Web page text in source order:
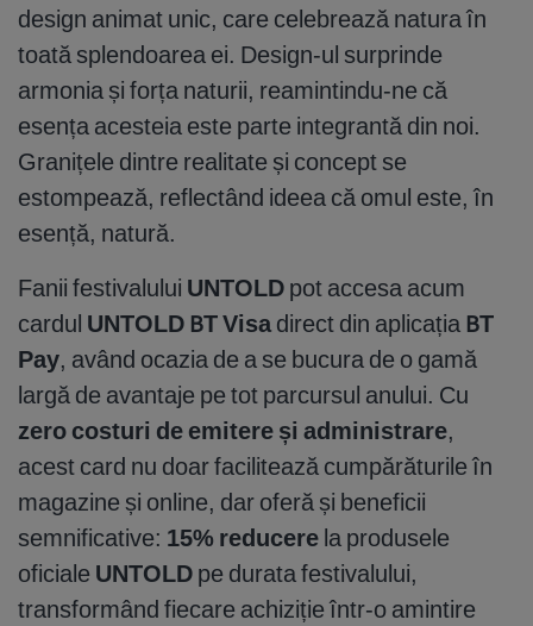
design animat unic, care celebrează natura în
toată splendoarea ei. Design-ul surprinde
armonia și forța naturii, reamintindu-ne că
esența acesteia este parte integrantă din noi.
Granițele dintre realitate și concept se
estompează, reflectând ideea că omul este, în
esență, natură.
Fanii festivalului UNTOLD pot accesa acum
cardul UNTOLD BT Visa direct din aplicația BT
Pay, având ocazia de a se bucura de o gamă
largă de avantaje pe tot parcursul anului. Cu
zero costuri de emitere și administrare,
acest card nu doar facilitează cumpărăturile în
magazine și online, dar oferă și beneficii
semnificative: 15% reducere la produsele
oficiale UNTOLD pe durata festivalului,
transformând fiecare achiziție într-o amintire